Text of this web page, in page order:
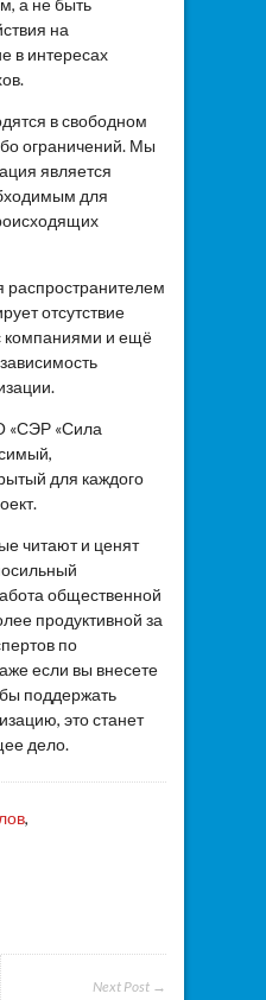
а не быть
на
в интересах
в свободном
ограничений. Мы
является
для
распространителем
отсутствие
компаниями и ещё
«СЭР «Сила
для каждого
читают и ценят
общественной
продуктивной за
по
если вы внесете
поддержать
это станет
дело.
,
Next Post →